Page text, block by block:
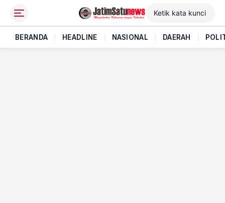
BERANDA HEADLINE NASIONAL DAERAH